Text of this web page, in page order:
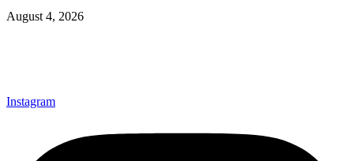
August 4, 2026
Instagram